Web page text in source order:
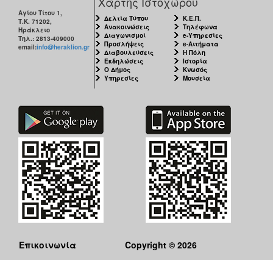
Αγίου Τίτου 1,
Τ.Κ. 71202,
Ηράκλειο
Τηλ.: 2813-409000
email:info@heraklion.gr
Δελτία Τύπου
Ανακοινώσεις
Διαγωνισμοί
Προσλήψεις
Διαβουλεύσεις
Εκδηλώσεις
Ο Δήμος
Υπηρεσίες
Κ.Ε.Π.
Τηλέφωνα
e-Υπηρεσίες
e-Αιτήματα
Η Πόλη
Ιστορία
Κνωσός
Μουσεία
Επικοινωνία
Copyright © 2026